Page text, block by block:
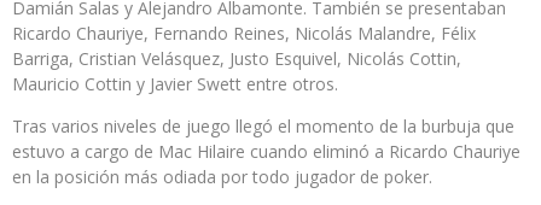
Damián Salas y Alejandro Albamonte. También se presentaban
Ricardo Chauriye, Fernando Reines, Nicolás Malandre, Félix
Barriga, Cristian Velásquez, Justo Esquivel, Nicolás Cottin,
Mauricio Cottin y Javier Swett entre otros.
Tras varios niveles de juego llegó el momento de la burbuja que
estuvo a cargo de Mac Hilaire cuando eliminó a Ricardo Chauriye
en la posición más odiada por todo jugador de poker.